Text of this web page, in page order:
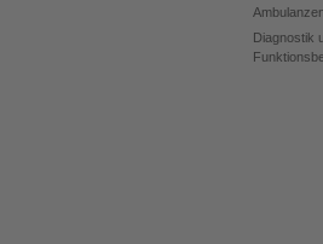
Diagnostik